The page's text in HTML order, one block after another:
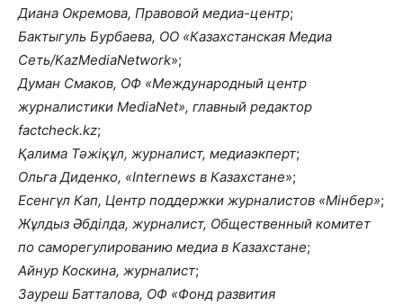
Диана Окремова, Правовой медиа-центр;
Бактыгуль Бурбаева, ОО «Казахстанская Медиа
Сеть/KazMediaNetwork»;
Думан Смаков, ОФ «Международный центр
журналистики MediaNet», главный редактор
factcheck.kz;
Қалима Тәжіқұл, журналист, медиаэкперт;
Ольга Диденко, «Internews в Казахстане»;
Есенгүл Кап, Центр поддержки журналистов «Мінбер»;
Жұлдыз Әбділда, журналист, Общественный комитет
по саморегулированию медиа в Казахстане;
Айнур Коскина, журналист;
Зауреш Батталова, ОФ «Фонд развития